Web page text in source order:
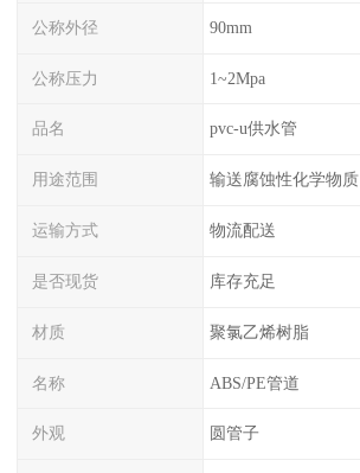
公称外径 90mm
公称压力 1~2Mpa
品名 pvc-u供水管
用途范围 输送腐蚀性化学物质
运输方式 物流配送
是否现货 库存充足
材质 聚氯乙烯树脂
名称 ABS/PE管道
外观 圆管子